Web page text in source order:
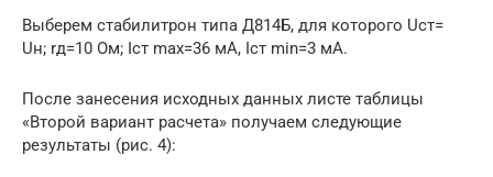
Выберем стабилитрон типа Д814Б, для которого Uст=
Uн; rд=10 Ом; Iст max=36 мА, Iст min=3 мА.
После занесения исходных данных листе таблицы
«Второй вариант расчета» получаем следующие
результаты (рис. 4):